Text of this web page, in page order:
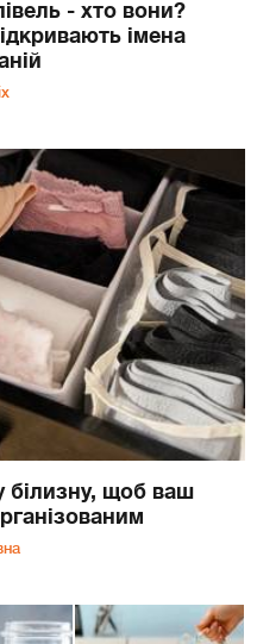
- хто вони?
імена
білизну, щоб ваш